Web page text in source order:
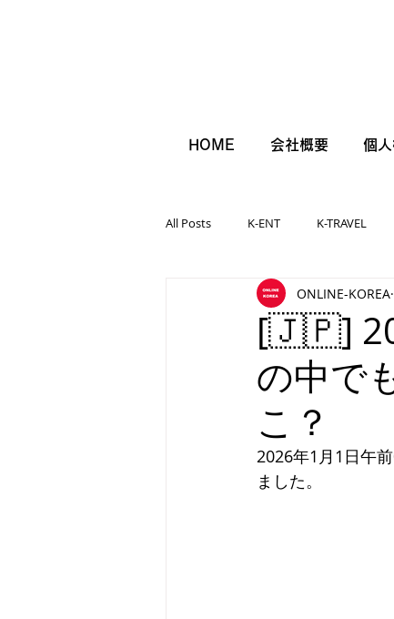
HOME 会社概要 個
All Posts K-ENT K-TRAVEL
[🇯🇵]
の中で
こ？
ONLINE-KOREA
2026年1月1日午
ました。